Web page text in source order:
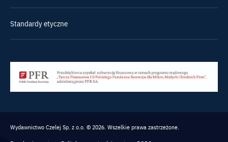
Standardy etyczne
Wydawnictwo Czelej Sp. z o.o. © 2026. Wszelkie prawa zastrzeżone.